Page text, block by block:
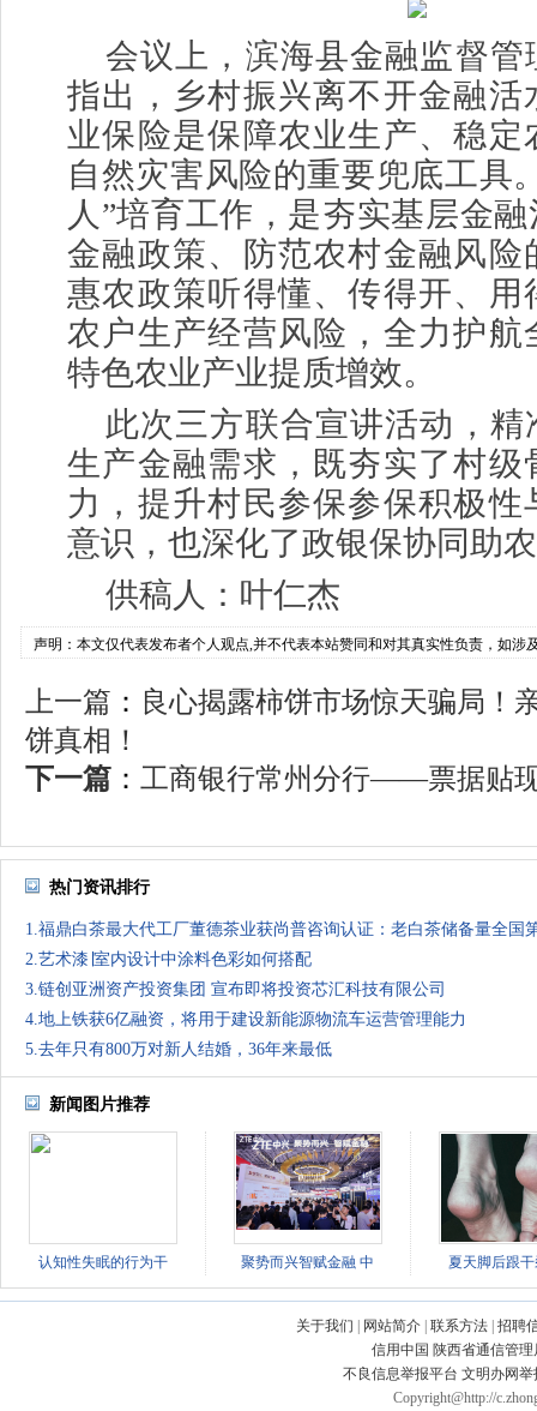
会议上，滨海县金融监督管
指出，乡村振兴离不开金融活
业保险是保障农业生产、稳定
自然灾害风险的重要兜底工具
人”培育工作，是夯实基层金
金融政策、防范农村金融风险
惠农政策听得懂、传得开、用
农户生产经营风险，全力护航
特色农业产业提质增效。
此次三方联合宣讲活动，
生产金融需求，既夯实了村级
力，提升村民参保参保积极性
意识，也深化了政银保协同助
供稿人：叶仁杰
声明：本文仅代表发布者个人观点,并不代表本站赞同和对其真实性负责，如涉
上一篇 ： 良心揭露柿饼市场惊天骗局！
饼真相！
下一篇 ： 工商银行常州分行——票据贴
热门资讯排行
1.福鼎白茶最大代工厂董德茶业获尚普咨询认证：老白茶储备量全国
2.艺术漆∣室内设计中涂料色彩如何搭配
3.链创亚洲资产投资集团 宣布即将投资芯汇科技有限公司
4.地上铁获6亿融资，将用于建设新能源物流车运营管理能力
5.去年只有800万对新人结婚，36年来最低
新闻图片推荐
认知性失眠的行为干 聚势而兴智赋金融 中 夏天脚后跟
关于我们 网站简介 联系方法 招聘
信用中国 陕西省通信管理
不良信息举报平台 文明办网
Copyright@http://